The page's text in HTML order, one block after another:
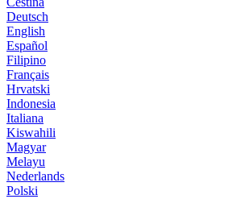
Deutsch
English
Español
Filipino
Français
Hrvatski
Indonesia
Italiana
Kiswahili
Magyar
Melayu
Nederlands
Polski